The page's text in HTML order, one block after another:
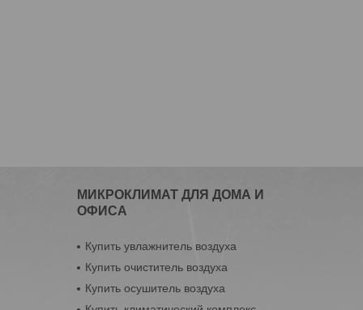
МИКРОКЛИМАТ ДЛЯ ДОМА И
ОФИСА
Купить увлажнитель воздуха
Купить очиститель воздуха
Купить осушитель воздуха